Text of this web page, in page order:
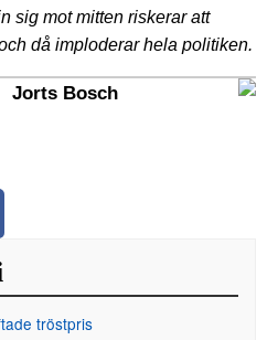
sig mot mitten riskerar att
då imploderar hela politiken.
Jorts Bosch
tröstpris